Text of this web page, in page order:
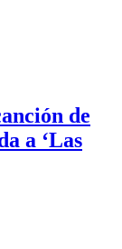
de
a ‘Las